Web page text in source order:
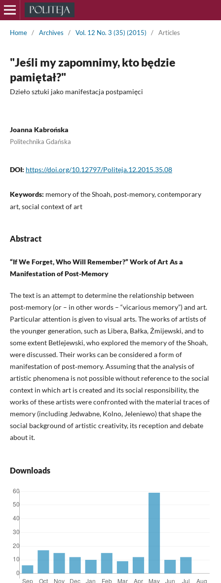
Home / Archives / Vol. 12 No. 3 (35) (2015) / Articles
"Jeśli my zapomnimy, kto będzie
pamiętał?"
Dzieło sztuki jako manifestacja postpamięci
Joanna Kabrońska
Politechnika Gdańska
DOI: https://doi.org/10.12797/Politeja.12.2015.35.08
Keywords: memory of the Shoah, post‑memory, contemporary
art, social context of art
Abstract
“If We Forget, Who Will Remember?” Work of Art As a
Manifestation of Post-Memory
The text is an attempt to determine the relationship between
post‑memory (or – in other words – “vicarious memory”) and art.
Particular attention is given to visual arts. The works of artists of
the younger generation, such as Libera, Bałka, Żmijewski, and to
some extent Betlejewski, who explored the memory of the Shoah,
were discussed. Their works can be considered a form of
manifestation of post‑memory. Assuming that the analysis of
artistic phenomena is not possible without reference to the social
context in which art is created and its social responsibility, the
works of these artists were confronted with the material traces of
memory (including Jedwabne, Kolno, Jeleniewo) that shape the
social background of artistic creativity, its reception and debate
about it.
Downloads